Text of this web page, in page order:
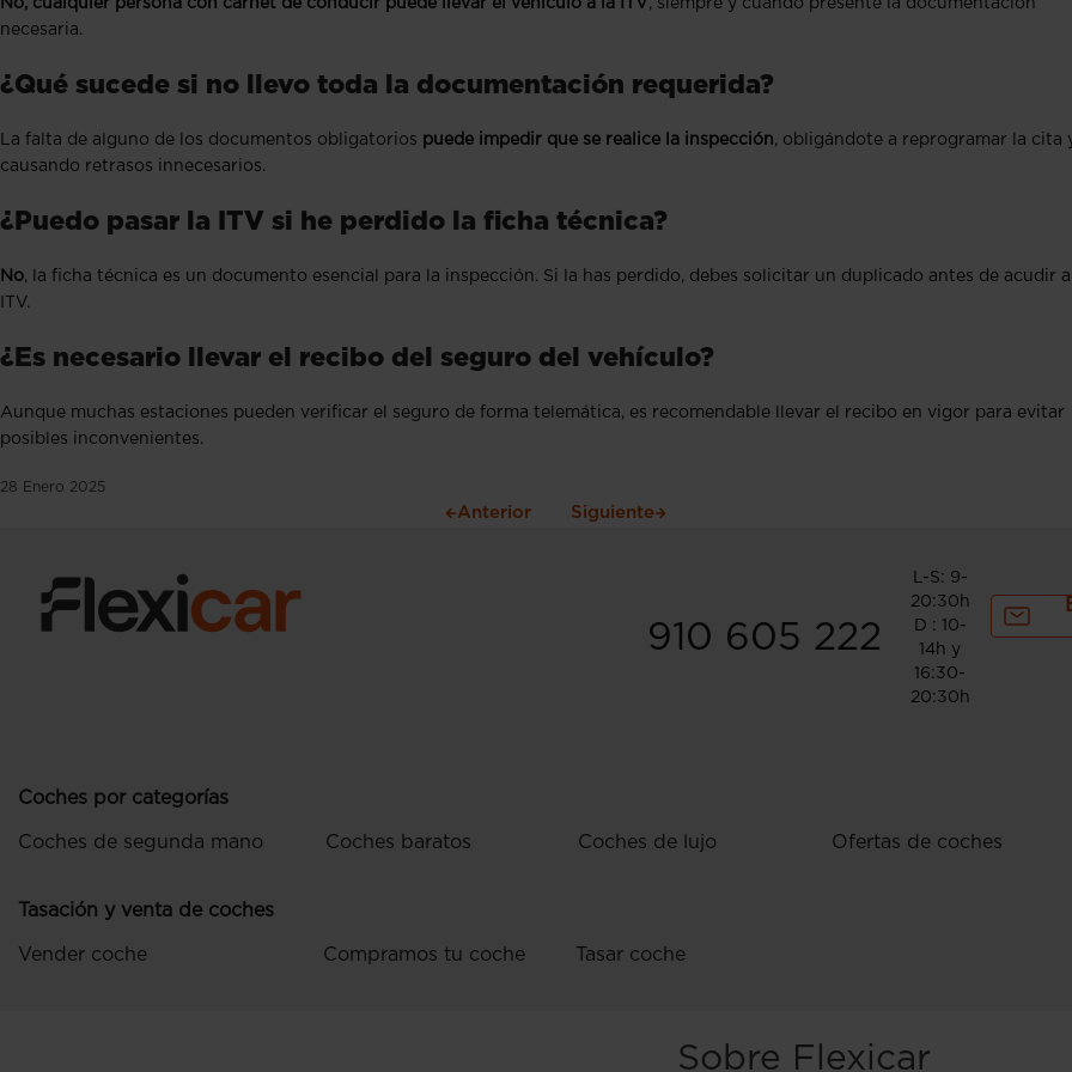
No, cualquier persona con carnet de conducir puede llevar el vehículo a la ITV, siempre y cuando presente la documentación
necesaria.
¿Qué sucede si no llevo toda la documentación requerida?
La falta de alguno de los documentos obligatorios puede impedir que se realice la inspección, obligándote a reprogramar la cita
causando retrasos innecesarios.
¿Puedo pasar la ITV si he perdido la ficha técnica?
No, la ficha técnica es un documento esencial para la inspección. Si la has perdido, debes solicitar un duplicado antes de acudir a
ITV.
¿Es necesario llevar el recibo del seguro del vehículo?
Aunque muchas estaciones pueden verificar el seguro de forma telemática, es recomendable llevar el recibo en vigor para evitar
posibles inconvenientes.
28 Enero 2025
Anterior Siguiente
910 605 222
L-S: 9-
20:30h
D : 10-
14h y
16:30-
20:30h
Coches por categorías
Coches de segunda mano Coches baratos Coches de lujo Ofertas de coches
Tasación y venta de coches
Vender coche Compramos tu coche Tasar coche
Sobre Flexicar